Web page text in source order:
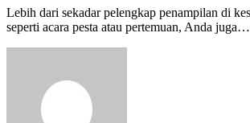
Lebih dari sekadar pelengkap penampilan di kesempatan penting
seperti acara pesta atau pertemuan, Anda juga…